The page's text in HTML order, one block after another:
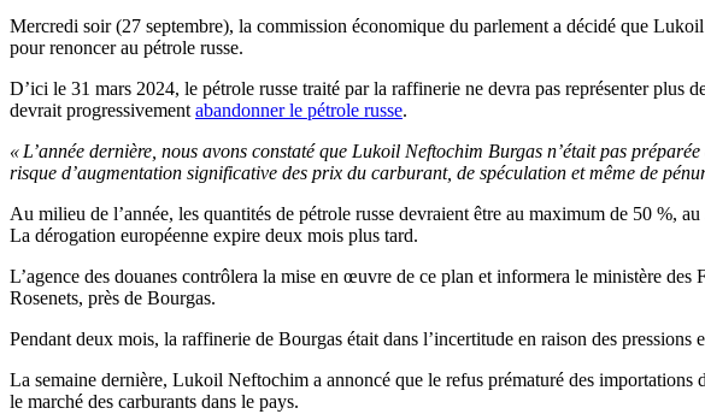
Mercredi soir (27 septembre), la commission économique du parlement a décidé que
pour renoncer au pétrole russe.
D’ici le 31 mars 2024, le pétrole russe traité par la raffinerie ne devra pas représenter
devrait progressivement abandonner le pétrole russe.
« L’année dernière, nous avons constaté que Lukoil Neftochim Burgas n’était pas
risque d’augmentation significative des prix du carburant, de spéculation et même de
Au milieu de l’année, les quantités de pétrole russe devraient être au maximum de 50 %,
La dérogation européenne expire deux mois plus tard.
L’agence des douanes contrôlera la mise en œuvre de ce plan et informera le ministère
Rosenets, près de Bourgas.
Pendant deux mois, la raffinerie de Bourgas était dans l’incertitude en raison des
La semaine dernière, Lukoil Neftochim a annoncé que le refus prématuré des
le marché des carburants dans le pays.